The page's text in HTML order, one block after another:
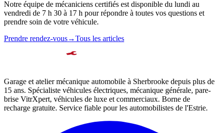
Notre équipe de mécaniciens certifiés est disponible du lundi au
vendredi de 7 h 30 à 17 h pour répondre à toutes vos questions et
prendre soin de votre véhicule.
Prendre rendez-vous→Tous les articles
Garage et atelier mécanique automobile à Sherbrooke depuis plus de
15 ans. Spécialiste véhicules électriques, mécanique générale, pare-
brise VitrXpert, véhicules de luxe et commerciaux. Borne de
recharge gratuite. Service fiable pour les automobilistes de l'Estrie.